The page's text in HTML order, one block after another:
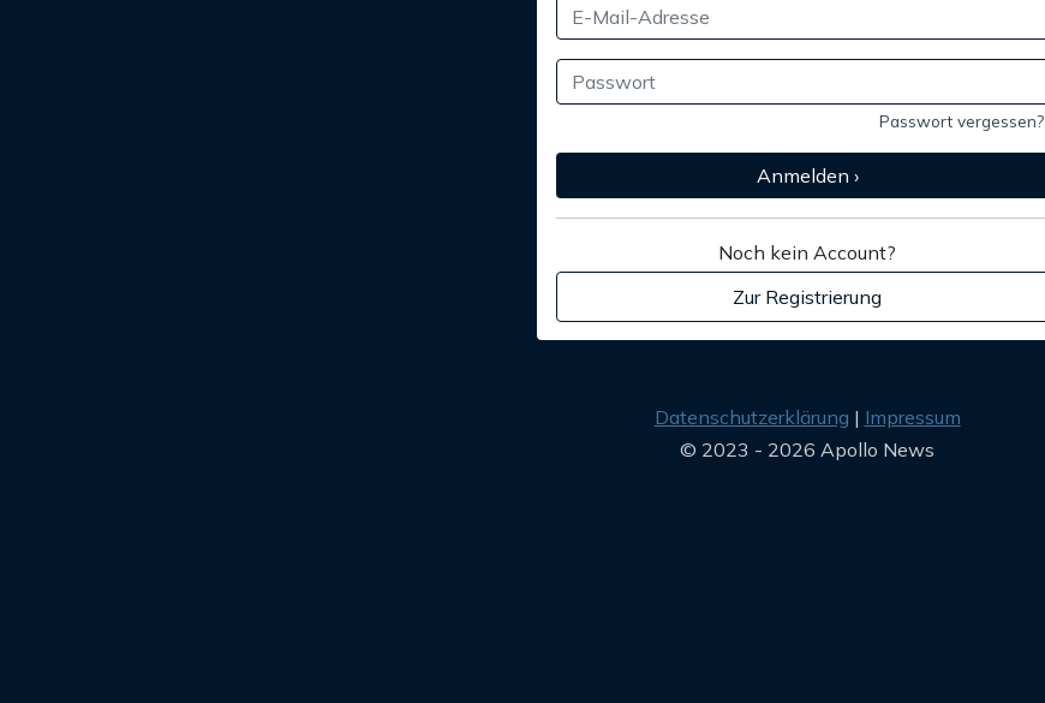
Passwort vergessen?
Anmelden ›
Noch kein Account?
Zur Registrierung
Datenschutzerklärung
Impressum
© 2023 - 2026 Apollo News